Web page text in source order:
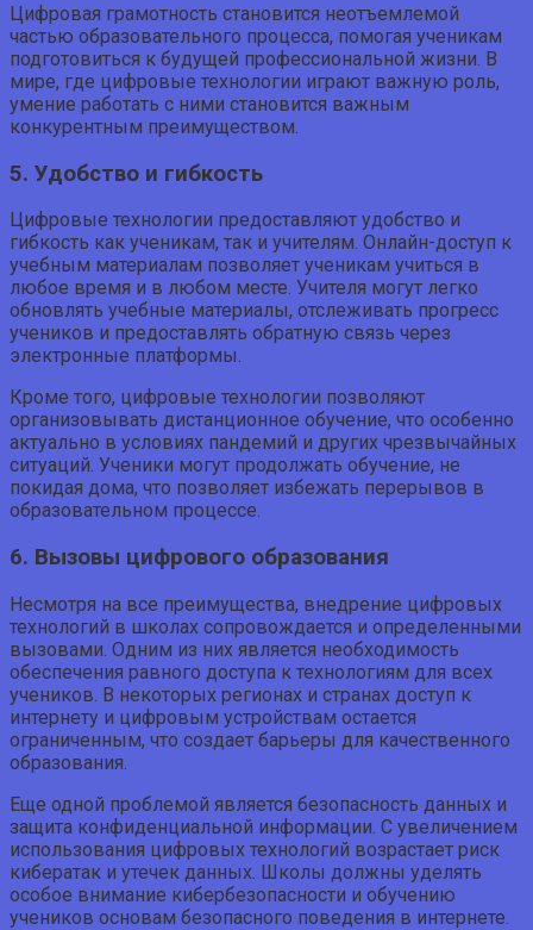
Цифровая грамотность становится неотъемлемой
частью образовательного процесса, помогая ученикам
подготовиться к будущей профессиональной жизни. В
мире, где цифровые технологии играют важную роль,
умение работать с ними становится важным
конкурентным преимуществом.
5. Удобство и гибкость
Цифровые технологии предоставляют удобство и
гибкость как ученикам, так и учителям. Онлайн-доступ к
учебным материалам позволяет ученикам учиться в
любое время и в любом месте. Учителя могут легко
обновлять учебные материалы, отслеживать прогресс
учеников и предоставлять обратную связь через
электронные платформы.
Кроме того, цифровые технологии позволяют
организовывать дистанционное обучение, что особенно
актуально в условиях пандемий и других чрезвычайных
ситуаций. Ученики могут продолжать обучение, не
покидая дома, что позволяет избежать перерывов в
образовательном процессе.
6. Вызовы цифрового образования
Несмотря на все преимущества, внедрение цифровых
технологий в школах сопровождается и определенными
вызовами. Одним из них является необходимость
обеспечения равного доступа к технологиям для всех
учеников. В некоторых регионах и странах доступ к
интернету и цифровым устройствам остается
ограниченным, что создает барьеры для качественного
образования.
Еще одной проблемой является безопасность данных и
защита конфиденциальной информации. С увеличением
использования цифровых технологий возрастает риск
кибератак и утечек данных. Школы должны уделять
особое внимание кибербезопасности и обучению
учеников основам безопасного поведения в интернете.